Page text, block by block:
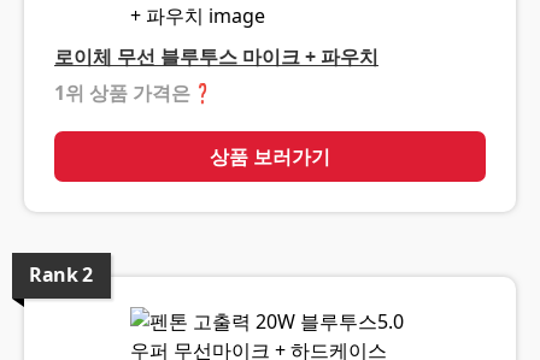
로이체 무선 블루투스 마이크 + 파우치
1위 상품 가격은 ❓
상품 보러가기
Rank2